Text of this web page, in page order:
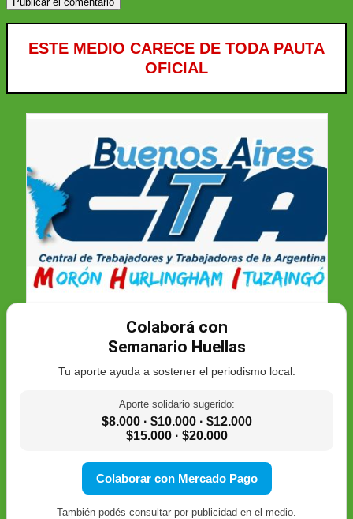
ESTE MEDIO CARECE DE TODA PAUTA
OFICIAL
Colaborá con
Semanario Huellas
Tu aporte ayuda a sostener el periodismo local.
Aporte solidario sugerido:
$8.000 · $10.000 · $12.000
$15.000 · $20.000
Colaborar con Mercado Pago
También podés consultar por publicidad en el medio.